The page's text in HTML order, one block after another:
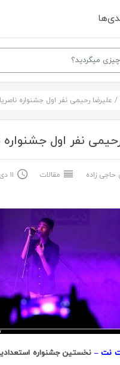
/ علیرضا رحیمی نفر اول جشنواره ناصریا
نفر اول جشنواره
زاده مقالات ۱۱ دی ۱۳۹۵
نت – نخستین جشنواره